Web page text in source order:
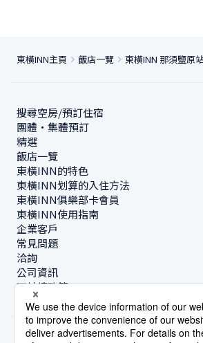
東橫INN主頁 飯店一覽 東橫INN 那須鹽原
搜尋空房/預訂住宿
團體・集體預訂
精選
飯店一覽
東橫INN的特色
東橫INN划算的入住方法
東橫INN俱樂部卡會員
東橫INN使用指南
企業客戶
常見問題
洽詢
公司資訊
可持續政策